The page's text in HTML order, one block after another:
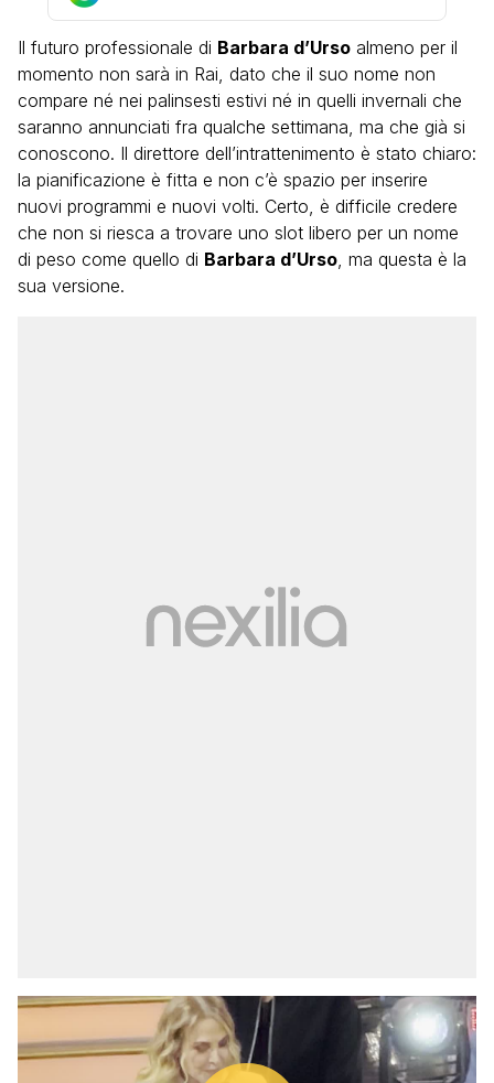
Il futuro professionale di Barbara d’Urso almeno per il
momento non sarà in Rai, dato che il suo nome non
compare né nei palinsesti estivi né in quelli invernali che
saranno annunciati fra qualche settimana, ma che già si
conoscono. Il direttore dell’intrattenimento è stato chiaro:
la pianificazione è fitta e non c’è spazio per inserire
nuovi programmi e nuovi volti. Certo, è difficile credere
che non si riesca a trovare uno slot libero per un nome
di peso come quello di Barbara d’Urso, ma questa è la
sua versione.